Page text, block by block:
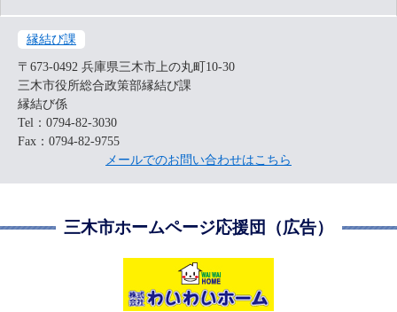
縁結び課
〒673-0492 兵庫県三木市上の丸町10-30
三木市役所総合政策部縁結び課
縁結び係
Tel：0794-82-3030
Fax：0794-82-9755
メールでのお問い合わせはこちら
三木市ホームページ応援団（広告）